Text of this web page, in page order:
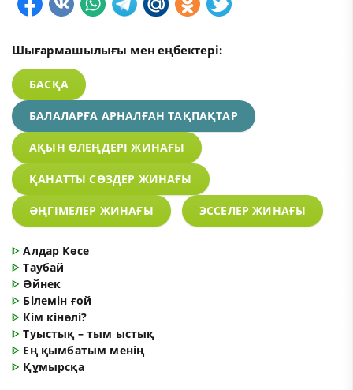
Шығармашылығы мен еңбектері:
БАСҚА
БАЛАЛАРҒА АРНАЛҒАН ТАҚПАҚТАР
АҚЫН ӨЛЕҢДЕРІ ЖИНАҒЫ
ҚАНАТТЫ СӨЗДЕР ЖИНАҒЫ
ӘҢГІМЕЛЕР ЖИНАҒЫ ЭССЕЛЕР ЖИНАҒЫ
ᐈАлдар Көсе
ᐈТаубай
ᐈ Әйнек
ᐈ Білемін ғой
ᐈ Кім кінәлі?
ᐈТуыстық – тым ыстық
ᐈ Ең қымбатым менің
ᐈ Құмырсқа